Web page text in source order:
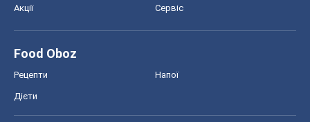
Акції Сервіс
Food Oboz
Рецепти Напої
Дієти